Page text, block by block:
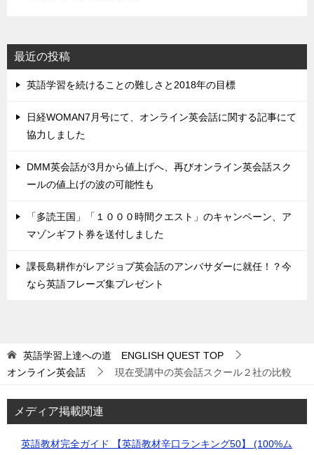
最近の投稿
英語学習を続けることの難しさと2018年の目標
日経WOMAN7月号にて、オンライン英会話に関する記事にて
協力しました
DMM英会話が3月から値上げへ、再びオンライン英会話スク
ールの値上げの波の可能性も
「多読王国」「１０００時間クエスト」のキャンペーン、ア
マゾンギフト券を送付しました
課長島耕作がレアジョブ英会話のアンバサダーに就任！？今
なら英語フレーズ集プレゼント
英語学習上達への道 ENGLISH QUEST TOP
オンライン英会話
現在受講中の英会話スクール２社の比較
メディア掲載関連
英語教材完全ガイド 【英語教材辛口ランキング50】 (100%ム